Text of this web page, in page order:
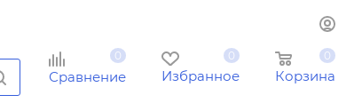
0
Сравнение
0
Избранное
0
Корзина